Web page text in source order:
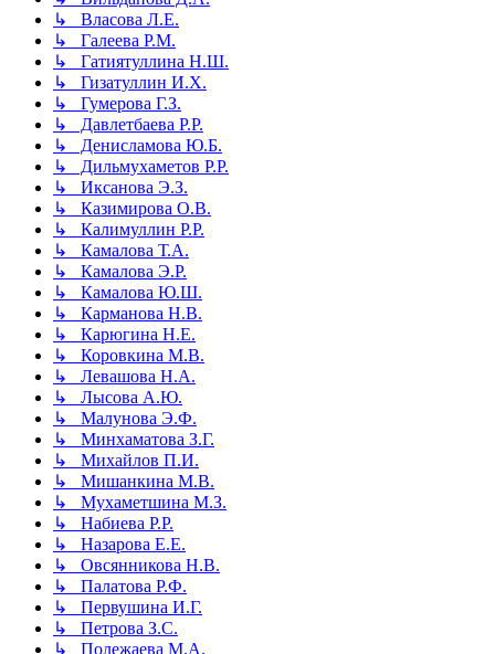
↳ Власова Л.Е.
↳ Галеева Р.М.
↳ Гатиятуллина Н.Ш.
↳ Гизатуллин И.Х.
↳ Гумерова Г.З.
↳ Давлетбаева Р.Р.
↳ Денисламова Ю.Б.
↳ Дильмухаметов Р.Р.
↳ Иксанова Э.З.
↳ Казимирова О.В.
↳ Калимуллин Р.Р.
↳ Камалова Т.А.
↳ Камалова Э.Р.
↳ Камалова Ю.Ш.
↳ Карманова Н.В.
↳ Карюгина Н.Е.
↳ Коровкина М.В.
↳ Левашова Н.А.
↳ Лысова А.Ю.
↳ Малунова Э.Ф.
↳ Минхаматова З.Г.
↳ Михайлов П.И.
↳ Мишанкина М.В.
↳ Мухаметшина М.З.
↳ Набиева Р.Р.
↳ Назарова Е.Е.
↳ Овсянникова Н.В.
↳ Палатова Р.Ф.
↳ Первушина И.Г.
↳ Петрова З.С.
↳ Полежаева М.А.